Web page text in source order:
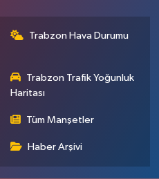
Trabzon Hava Durumu
Trabzon Trafik Yoğunluk
Haritası
Tüm Manşetler
Haber Arşivi